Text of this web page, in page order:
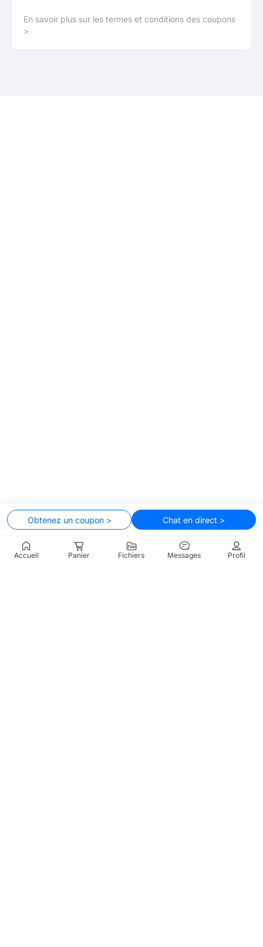
En savoir plus sur les termes et conditions des coupons
>
Obtenez un coupon > Chat en direct >
Accueil Panier Fichiers Messages Profil